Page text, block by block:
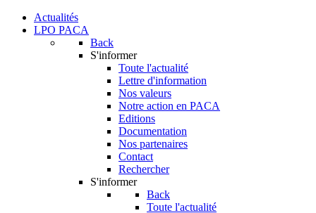
Actualités
LPO PACA
Back
S'informer
Toute l'actualité
Lettre d'information
Nos valeurs
Notre action en PACA
Editions
Documentation
Nos partenaires
Contact
Rechercher
S'informer
Back
Toute l'actualité